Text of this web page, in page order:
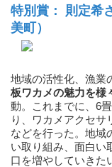
特別賞： 則定希
美町）
地域の活性化、漁業
板ワカメの魅力を様
動。これまでに、6
り、ワカメアクセサ
などを行った。地域
い取り組み、面白い
口を増やしていきた